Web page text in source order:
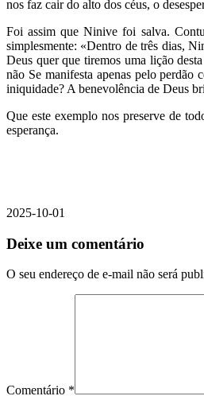
nos faz cair do alto dos céus, o
Foi assim que Ninive foi salva.
simplesmente: «Dentro de três dias,
Deus quer que tiremos uma lição
não Se manifesta apenas pelo
iniquidade? A benevolência de Deus
Que este exemplo nos preserve de
esperança.
2025-10-01
Deixe um comentário
O seu endereço de e-mail não será
Comentário *